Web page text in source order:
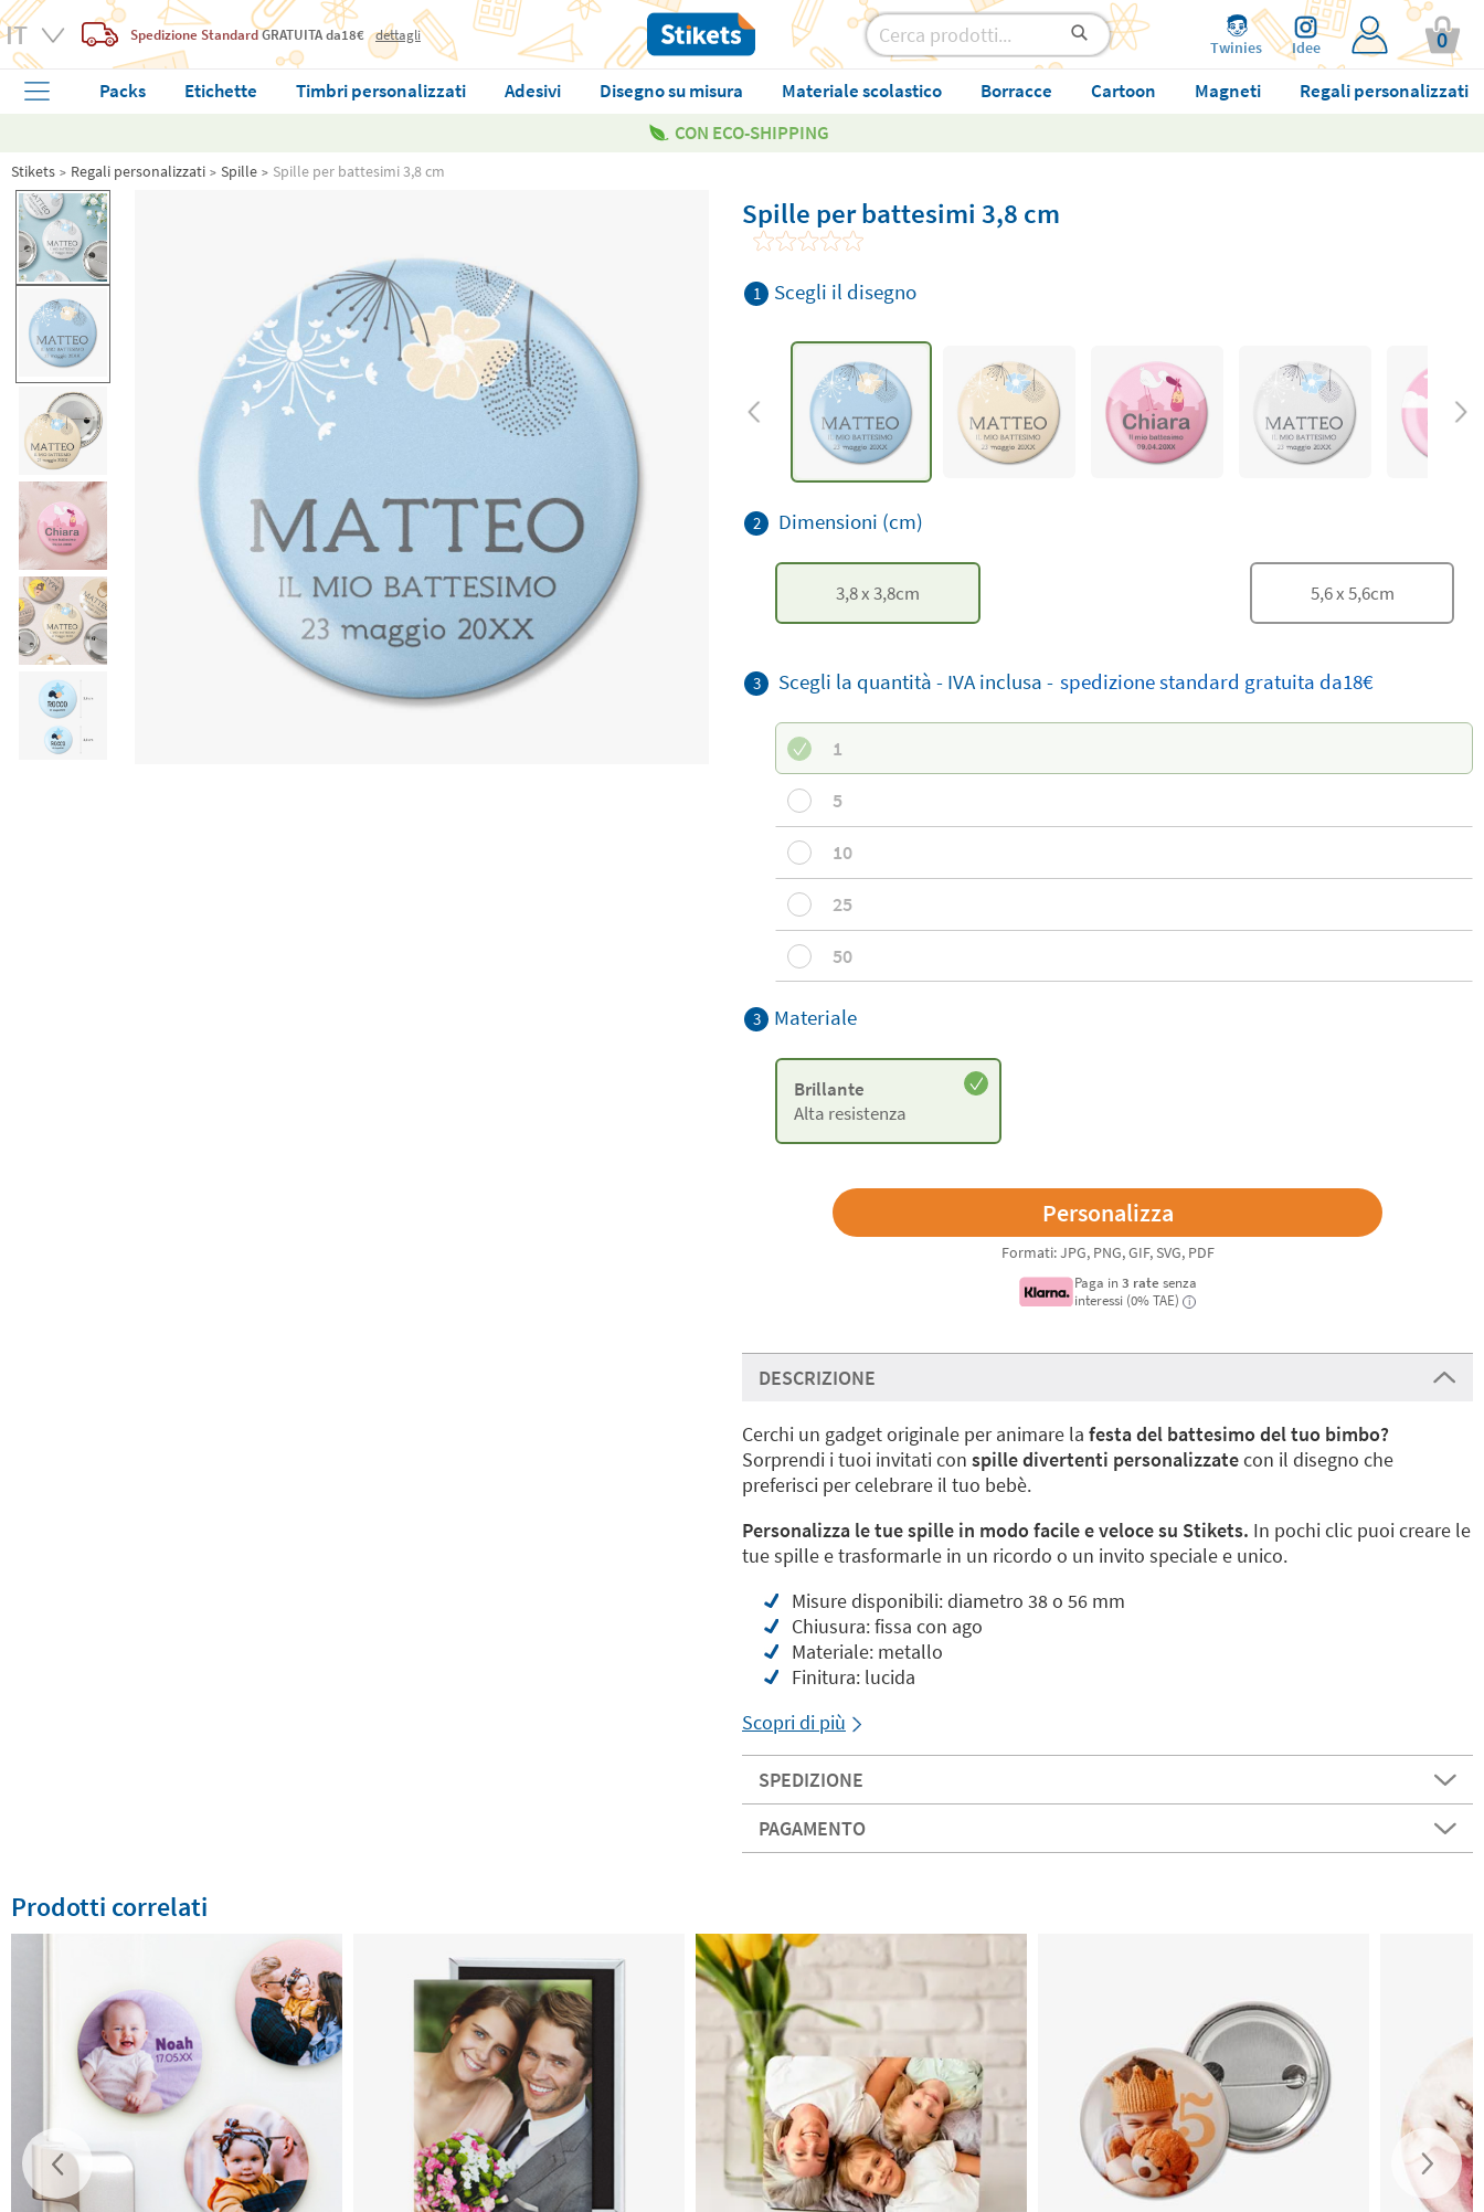
Spedizione StandardGRATUITAda18€ dettagli
Twinies Idee 0
Packs Etichette Timbri personalizzati Adesivi Disegno su misura Materiale scolastico Borracce Cartoon Magneti
Regali personalizzati
CON ECO-SHIPPING
Stikets Regali personalizzati Spille Spille per battesimi 3,8 cm
Spille per battesimi 3,8 cm
1 Scegli il disegno
2 Dimensioni (cm)
3,8x3,8cm 5,6x5,6cm
3 Scegli la quantità - IVA inclusa - spedizione standard gratuita da18€
1
5
10
25
50
3 Materiale
Brillante
Alta resistenza
Formati: JPG, PNG, GIF, SVG, PDF
Paga in3 rate senza
interessi (0% TAE)
i
DESCRIZIONE
Cerchi un gadget originale per animare la festa del battesimo del tuo bimbo?
Sorprendi i tuoi invitati con spille divertenti personalizzatecon il disegno che
preferisci per celebrare il tuo bebè.
Personalizza le tue spille in modo facile e veloce su Stikets. In pochi clic puoi creare le
tue spille e trasformarle in un ricordo o un invito speciale e unico.
Misure disponibili: diametro 38 o 56 mm
Chiusura: fissa con ago
Materiale: metallo
Finitura: lucida
Scopri di più
SPEDIZIONE
PAGAMENTO
Prodotti correlati